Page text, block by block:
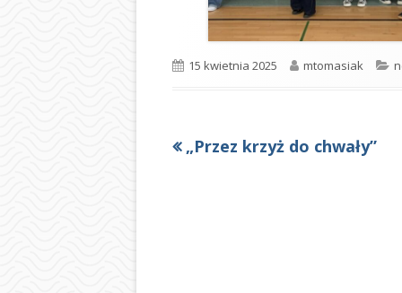
Opublikowano
15 kwietnia 2025 Autor
mtomasiak
Nawigacja
Poprzedni
„Przez krzyż do chwały”